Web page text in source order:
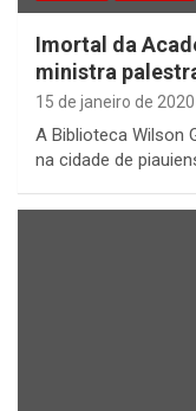
Imortal da
ministra
15 de janeiro de 2020
A Biblioteca Wilson
na cidade de